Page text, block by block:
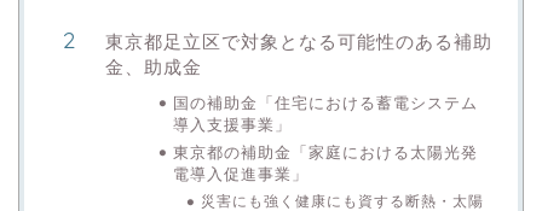
東京都足立区で対象となる可能性のある補助
金、助成金
国の補助金「住宅における蓄電システム
導入支援事業」
東京都の補助金「家庭における太陽光発
電導入促進事業」
災害にも強く健康にも資する断熱・太陽